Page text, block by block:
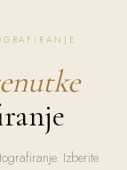
Izberite